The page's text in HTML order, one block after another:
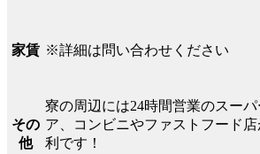
家賃 ※詳細は問い合わせください
その
他
寮の周辺には24時間営業のスー
ア、コンビニやファストフード
利です！